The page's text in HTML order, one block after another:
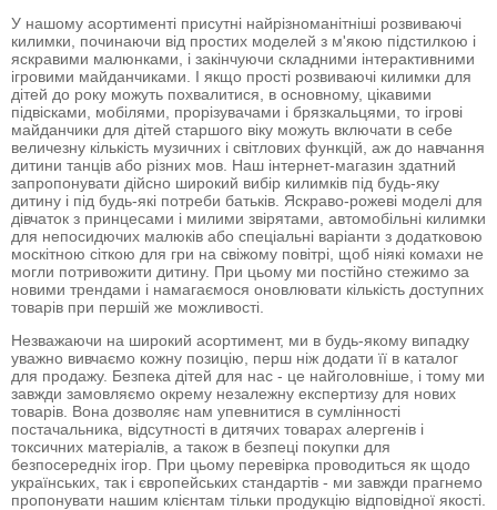
У нашому асортименті присутні найрізноманітніші розвиваючі
килимки, починаючи від простих моделей з м'якою підстилкою і
яскравими малюнками, і закінчуючи складними інтерактивними
ігровими майданчиками. І якщо прості розвиваючі килимки для
дітей до року можуть похвалитися, в основному, цікавими
підвісками, мобілями, прорізувачами і брязкальцями, то ігрові
майданчики для дітей старшого віку можуть включати в себе
величезну кількість музичних і світлових функцій, аж до навчання
дитини танців або різних мов. Наш інтернет-магазин здатний
запропонувати дійсно широкий вибір килимків під будь-яку
дитину і під будь-які потреби батьків. Яскраво-рожеві моделі для
дівчаток з принцесами і милими звірятами, автомобільні килимки
для непосидючих малюків або спеціальні варіанти з додатковою
москітною сіткою для гри на свіжому повітрі, щоб ніякі комахи не
могли потривожити дитину. При цьому ми постійно стежимо за
новими трендами і намагаємося оновлювати кількість доступних
товарів при першій же можливості.
Незважаючи на широкий асортимент, ми в будь-якому випадку
уважно вивчаємо кожну позицію, перш ніж додати її в каталог
для продажу. Безпека дітей для нас - це найголовніше, і тому ми
завжди замовляємо окрему незалежну експертизу для нових
товарів. Вона дозволяє нам упевнитися в сумлінності
постачальника, відсутності в дитячих товарах алергенів і
токсичних матеріалів, а також в безпеці покупки для
безпосередніх ігор. При цьому перевірка проводиться як щодо
українських, так і європейських стандартів - ми завжди прагнемо
пропонувати нашим клієнтам тільки продукцію відповідної якості.